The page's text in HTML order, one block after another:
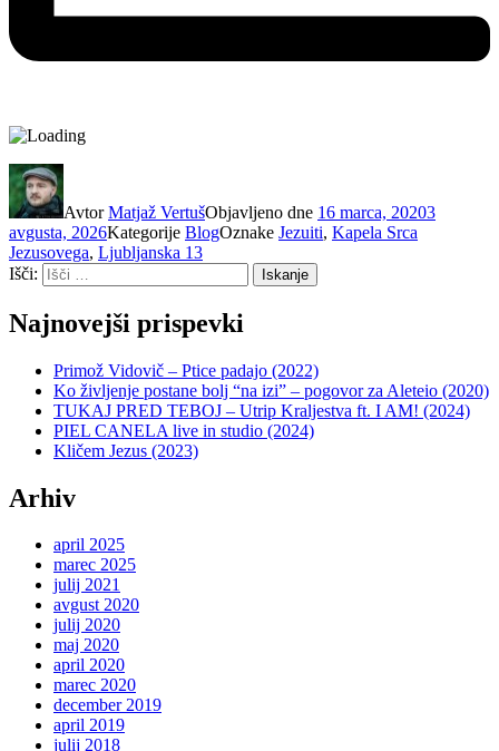
AvtorMatjaž VertušObjavljeno dne 16 marca, 20203
avgusta, 2026Kategorije BlogOznake Jezuiti, Kapela Srca
Jezusovega, Ljubljanska 13
Išči:
Iskanje
Najnovejši prispevki
Primož Vidovič – Ptice padajo (2022)
Ko življenje postane bolj “na izi” – pogovor za Aleteio (2020)
TUKAJ PRED TEBOJ – Utrip Kraljestva ft. I AM! (2024)
PIEL CANELA live in studio (2024)
Kličem Jezus (2023)
Arhiv
april 2025
marec 2025
julij 2021
avgust 2020
julij 2020
maj 2020
april 2020
marec 2020
december 2019
april 2019
julij 2018